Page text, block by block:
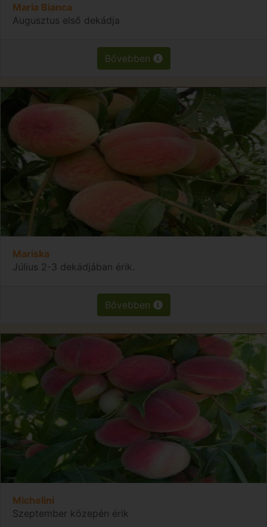
Maria Bianca
Augusztus első dekádja
Bővebben
Mariska
Július 2-3 dekádjában érik.
Bővebben
Michelini
Szeptember közepén érik